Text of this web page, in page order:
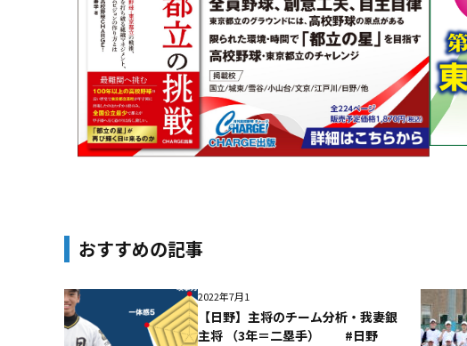
おすすめの記事
2022年7月1
【日野】主将のチーム分析・我妻銀
主将 （3年＝二塁手） #日野